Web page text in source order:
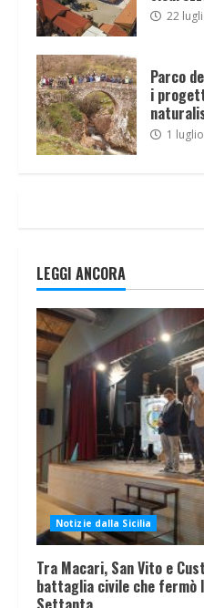
22
Parco
i
1
LEGGI ANCORA
Notizie dalla Sicilia
Tra Macari, San Vito e
battaglia civile che fermò